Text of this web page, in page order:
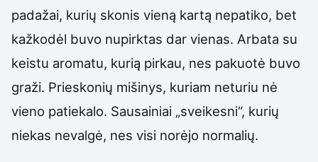
padažai, kurių skonis vieną kartą nepatiko, bet
kažkodėl buvo nupirktas dar vienas. Arbata su
keistu aromatu, kurią pirkau, nes pakuotė buvo
graži. Prieskonių mišinys, kuriam neturiu nė
vieno patiekalo. Sausainiai „sveikesni“, kurių
niekas nevalgė, nes visi norėjo normalių.